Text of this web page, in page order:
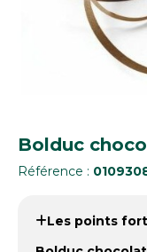
Bolduc
Référence :
Les points